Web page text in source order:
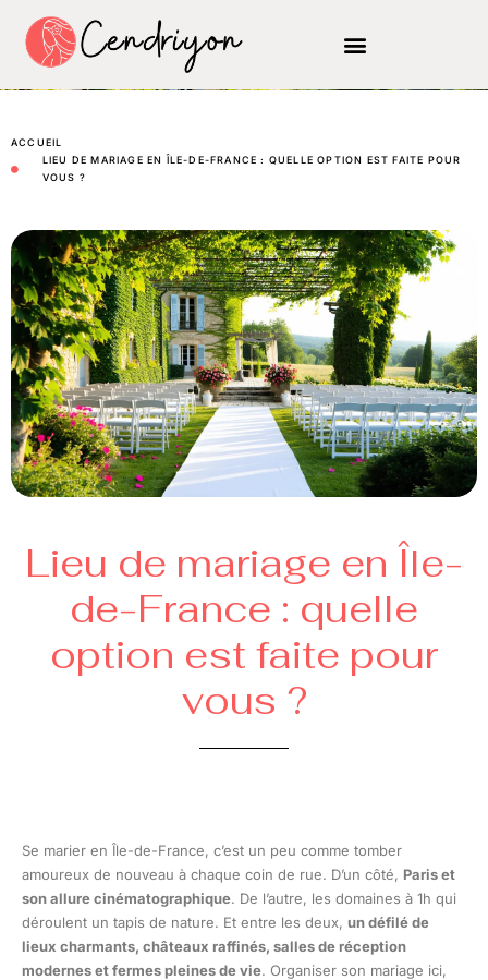
ACCUEIL
LIEU DE MARIAGE EN ÎLE-DE-FRANCE : QUELLE OPTION EST FAITE POUR
VOUS ?
Lieu de mariage en Île-
de-France : quelle
option est faite pour
vous ?
Se marier en Île-de-France, c’est un peu comme tomber
amoureux de nouveau à chaque coin de rue. D’un côté, Paris et
son allure cinématographique. De l’autre, les domaines à 1h qui
déroulent un tapis de nature. Et entre les deux, un défilé de
lieux charmants, châteaux raffinés, salles de réception
modernes et fermes pleines de vie. Organiser son mariage ici,